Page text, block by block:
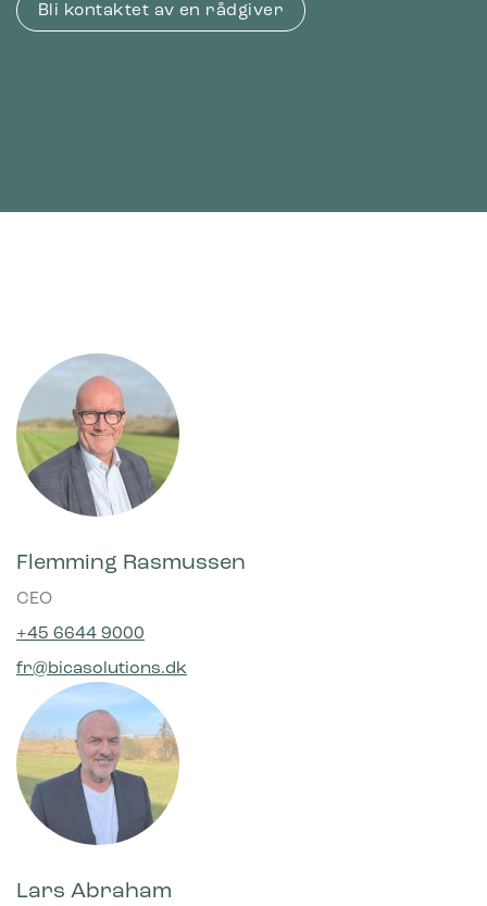
Bli kontaktet av en rådgiver
Flemming Rasmussen
CEO
+45 6644 9000
fr@bicasolutions.dk
Lars Abraham